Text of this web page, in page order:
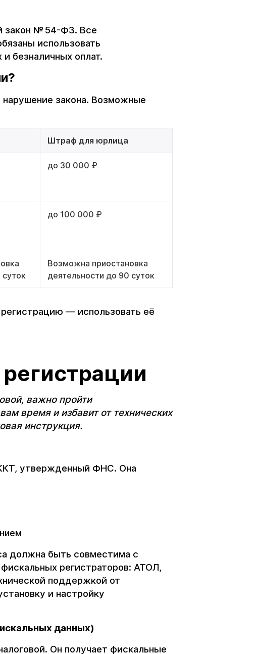
закон № 54-ФЗ. Все
использовать
безналичных оплат.
нарушение закона. Возможные
Штраф для юрлица
до 30 000 ₽
до 100 000 ₽
Возможна приостановка
деятельности до 90 суток
— использовать её
важно пройти
время и избавит от технических
инструкция.
утвержденный ФНС. Она
должна быть совместима с
регистраторов: АТОЛ,
поддержкой от
и настройку
данных)
Он получает фискальные